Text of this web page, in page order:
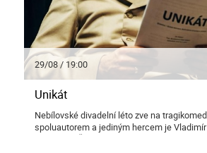
29/08 / 19:00
Unikát
Nebílovské divadelní léto zve na
spoluautorem a jediným hercem je